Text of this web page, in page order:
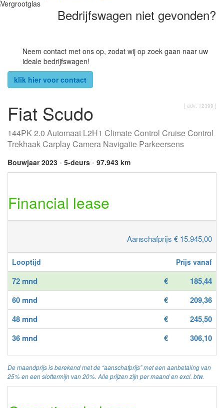
Bedrijfswagen niet gevonden?
Neem contact met ons op, zodat wij op zoek gaan naar uw
ideale bedrijfswagen!
klik hier voor contact
[ adv: 12399 ]
Fiat Scudo
144PK 2.0 Automaat L2H1 Climate Control Cruise Control
Trekhaak Carplay Camera Navigatie Parkeersens
Bouwjaar 2023 • 5-deurs • 97.943 km
Financial lease
Aanschafprijs € 15.945,00
Looptijd Prijs vanaf
72 mnd €
185,44
60 mnd
€
209,36
48 mnd
€
245,50
36 mnd
€ 306,10
De maandprijs is berekend met de “aanschafprijs” met een aanbetaling van
25% en een slottermijn van 20%. Alle prijzen zijn per maand en excl. btw.